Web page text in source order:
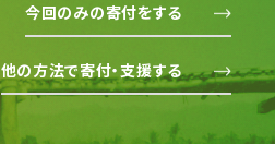
今回のみの寄付をする
他の方法で寄付・支援する